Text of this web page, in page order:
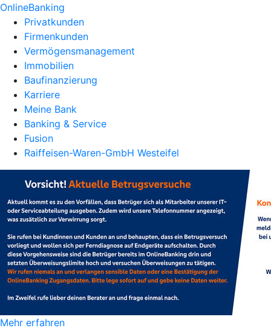
OnlineBanking
Privatkunden
Firmenkunden
Vermögensmanagement
Immobilien
Baufinanzierung
Karriere
Meine Bank
Banking & Service
Fusion
Raiffeisen-Waren-GmbH Westeifel
Mehr erfahren